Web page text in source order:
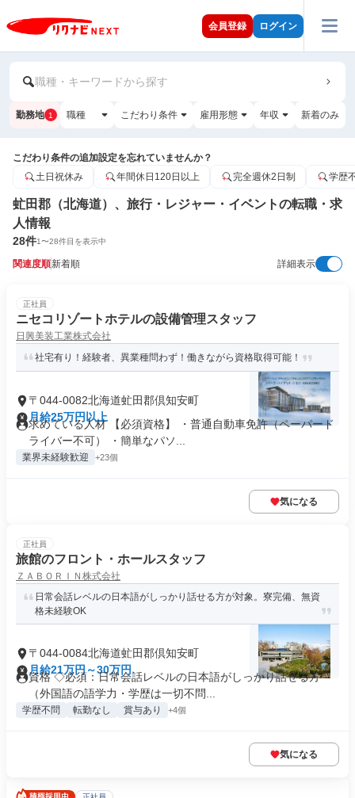
会員登録 ログイン
職種・キーワードから探す
勤務地 1 職種 こだわり条件 雇用形態 年収 新着のみ
こだわり条件の追加設定を忘れていませんか？
土日祝休み
年間休日120日以上 完全週休2日制 学歴
虻田郡（北海道）、旅行・レジャー・イベントの転職・求
人情報
28件1〜28件目を表示中
関連度順新着順 詳細表示
正社員
ニセコリゾートホテルの設備管理スタッフ
日興美装工業株式会社
社宅有り！経験者、異業種問わず！働きながら資格取得可能！
〒044-0082北海道虻田郡倶知安町
月給25万円以上
求めている人材 【必須資格】 ・普通自動車免許（ペーパード
ライバー不可） ・簡単なパソ...
業界未経験歓迎 +23個
気になる
正社員
旅館のフロント・ホールスタッフ
ＺＡＢＯＲＩＮ株式会社
日常会話レベルの日本語がしっかり話せる方が対象。寮完備、無資
格未経験OK
〒044-0084北海道虻田郡倶知安町
月給21万円～30万円
資格 ◇必須：日常会話レベルの日本語がしっかり話せる方
（外国語の語学力・学歴は一切不問...
学歴不問 転勤なし 賞与あり +4個
気になる